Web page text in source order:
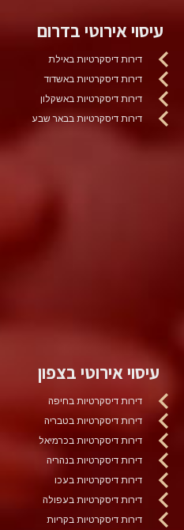
עיסוי אירוטי בדרום
דירות דיסקרטיות באילת
דירות דיסקרטיות באשדוד
דירות דיסקרטיות באשקלון
דירות דיסקרטיות בבאר שבע
עיסוי אירוטי בצפון
דירות דיסקרטיות בחיפה
דירות דיסקרטיות בטבריה
דירות דיסקרטיות בכרמיאל
דירות דיסקרטיות בנהריה
דירות דיסקרטיות בעכו
דירות דיסקרטיות בעפולה
דירות דיסקרטיות בקריות